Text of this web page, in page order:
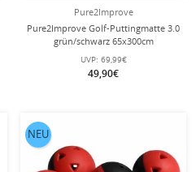
Pure2Improve
Pure2Improve Golf-Puttingmatte 3.0
grün/schwarz 65x300cm
UVP: 69,99€
49,90€
NEU